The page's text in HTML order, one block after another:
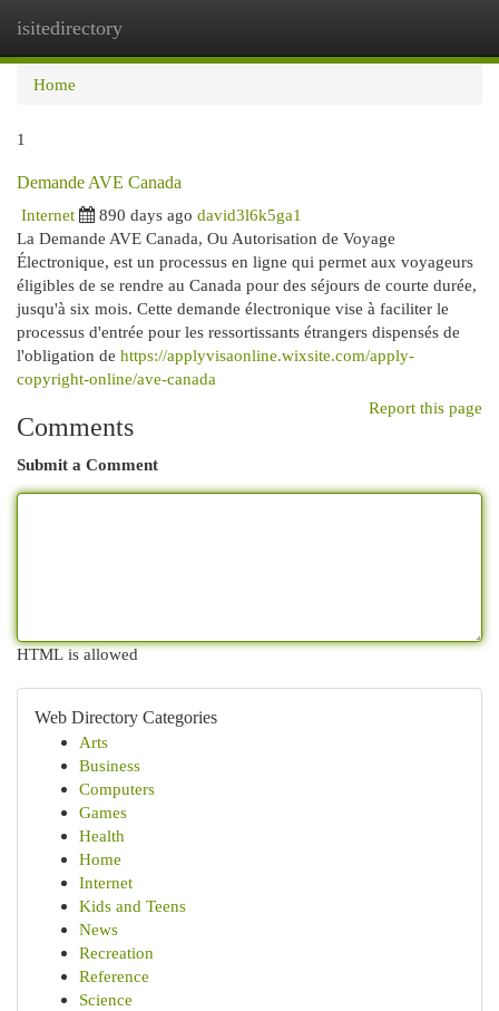
isitedirectory
Home
1
Demande AVE Canada
Internet
890 days ago david3l6k5ga1
La Demande AVE Canada, Ou Autorisation de Voyage
Électronique, est un processus en ligne qui permet aux voyageurs
éligibles de se rendre au Canada pour des séjours de courte durée,
jusqu'à six mois. Cette demande électronique vise à faciliter le
processus d'entrée pour les ressortissants étrangers dispensés de
l'obligation de https://applyvisaonline.wixsite.com/apply-
copyright-online/ave-canada
Report this page
Comments
Submit a Comment
HTML is allowed
Web Directory Categories
Arts
Business
Computers
Games
Health
Home
Internet
Kids and Teens
News
Recreation
Reference
Science